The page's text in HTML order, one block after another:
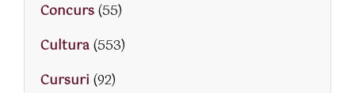
Concurs(55)
Cultura(553)
Cursuri (92)